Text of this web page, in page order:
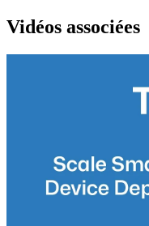
Vidéos associées